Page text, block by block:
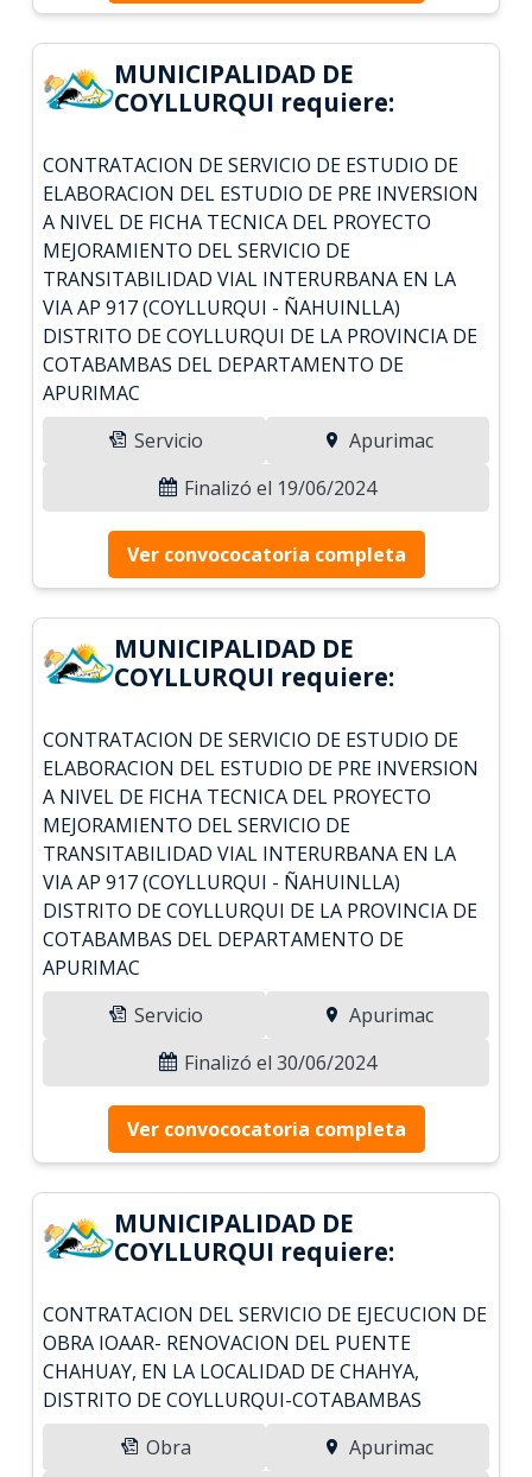
MUNICIPALIDAD DE
COYLLURQUI requiere:
CONTRATACION DE SERVICIO DE ESTUDIO DE
ELABORACION DEL ESTUDIO DE PRE INVERSION
A NIVEL DE FICHA TECNICA DEL PROYECTO
MEJORAMIENTO DEL SERVICIO DE
TRANSITABILIDAD VIAL INTERURBANA EN LA
VIA AP 917 (COYLLURQUI - ÑAHUINLLA)
DISTRITO DE COYLLURQUI DE LA PROVINCIA DE
COTABAMBAS DEL DEPARTAMENTO DE
APURIMAC
Servicio
Apurimac
Finalizó el 19/06/2024
Ver convococatoria completa
MUNICIPALIDAD DE
COYLLURQUI requiere:
CONTRATACION DE SERVICIO DE ESTUDIO DE
ELABORACION DEL ESTUDIO DE PRE INVERSION
A NIVEL DE FICHA TECNICA DEL PROYECTO
MEJORAMIENTO DEL SERVICIO DE
TRANSITABILIDAD VIAL INTERURBANA EN LA
VIA AP 917 (COYLLURQUI - ÑAHUINLLA)
DISTRITO DE COYLLURQUI DE LA PROVINCIA DE
COTABAMBAS DEL DEPARTAMENTO DE
APURIMAC
Servicio
Apurimac
Finalizó el 30/06/2024
Ver convococatoria completa
MUNICIPALIDAD DE
COYLLURQUI requiere:
CONTRATACION DEL SERVICIO DE EJECUCION DE
OBRA IOAAR- RENOVACION DEL PUENTE
CHAHUAY, EN LA LOCALIDAD DE CHAHYA,
DISTRITO DE COYLLURQUI-COTABAMBAS
Obra
Apurimac